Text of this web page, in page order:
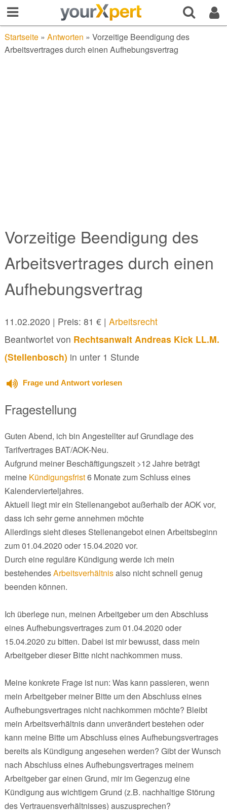
Startseite» Antworten » Vorzeitige Beendigung des
Arbeitsvertrages durch einen Aufhebungsvertrag
Vorzeitige Beendigung des
Arbeitsvertrages durch einen
Aufhebungsvertrag
11.02.2020 | Preis: 81 € | Arbeitsrecht
Beantwortet von Rechtsanwalt Andreas Kick LL.M.
(Stellenbosch) in unter 1 Stunde
Frage und Antwort vorlesen
Fragestellung
Guten Abend, ich bin Angestellter auf Grundlage des
Tarifvertrages BAT/AOK-Neu.
Aufgrund meiner Beschäftigungszeit >12 Jahre beträgt
meine Kündigungsfrist6 Monate zum Schluss eines
Kalendervierteljahres.
Aktuell liegt mir ein Stellenangebot außerhalb der AOK vor,
dass ich sehr gerne annehmen möchte
Allerdings sieht dieses Stellenangebot einen Arbeitsbeginn
zum 01.04.2020 oder 15.04.2020 vor.
Durch eine reguläre Kündigung werde ich mein
bestehendesArbeitsverhältnisalso nicht schnell genug
beenden können.
Ich überlege nun, meinen Arbeitgeber um den Abschluss
eines Aufhebungsvertrages zum 01.04.2020 oder
15.04.2020 zu bitten. Dabei ist mir bewusst, dass mein
Arbeitgeber dieser Bitte nicht nachkommen muss.
Meine konkrete Frage ist nun: Was kann passieren, wenn
mein Arbeitgeber meiner Bitte um den Abschluss eines
Aufhebungsvertrages nicht nachkommen möchte? Bleibt
mein Arbeitsverhältnis dann unverändert bestehen oder
kann meine Bitte um Abschluss eines Aufhebungsvertrages
bereits als Kündigung angesehen werden? Gibt der Wunsch
nach Abschluss eines Aufhebungsvertrages meinem
Arbeitgeber gar einen Grund, mir im Gegenzug eine
Kündigung aus wichtigem Grund (z.B. nachhaltige Störung
des Vertrauensverhältnisses) auszusprechen?